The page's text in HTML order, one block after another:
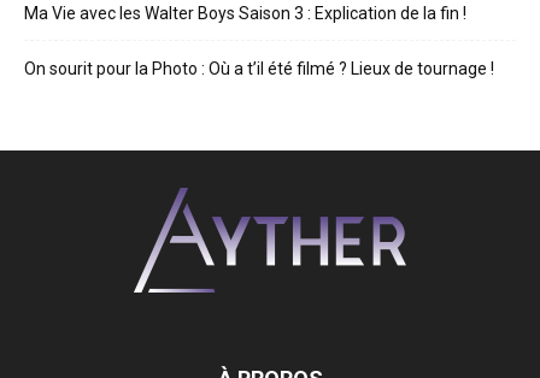
Ma Vie avec les Walter Boys Saison 3 : Explication de la fin !
On sourit pour la Photo : Où a t’il été filmé ? Lieux de tournage !